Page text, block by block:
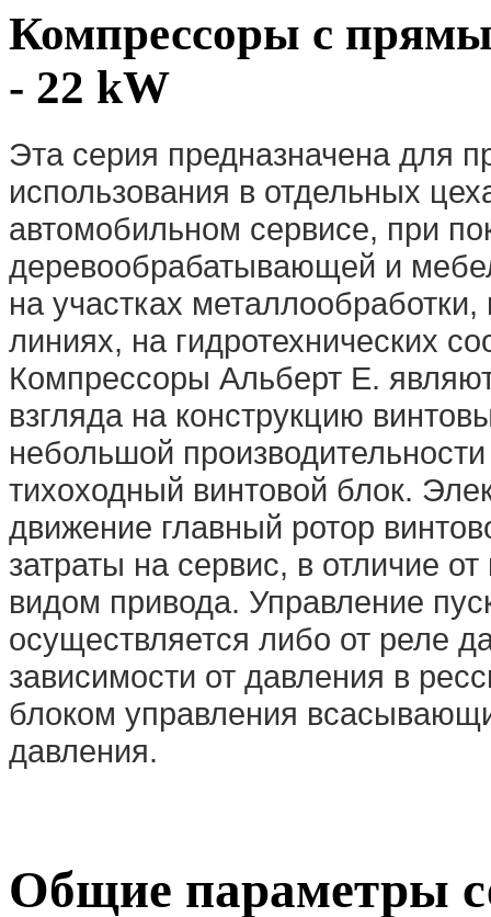
Компрессоры с
- 22 kW
Эта серия предназначена для
использования в отдельных
автомобильном сервисе, при
деревообрабатывающей и
на участках
линиях, на гидротехнических
Компрессоры Альберт E.
взгляда на конструкцию
небольшой
тихоходный винтовой блок.
движение главный ротор
затраты на сервис, в отличие
видом привода. Управление
осуществляется либо от реле
зависимости от давления в
блоком управления
давления.
Общие параметры